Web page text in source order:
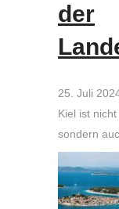
der
25. Juli
Kiel ist
sondern